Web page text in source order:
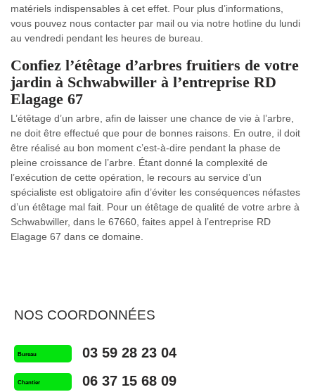
matériels indispensables à cet effet. Pour plus d’informations,
vous pouvez nous contacter par mail ou via notre hotline du lundi
au vendredi pendant les heures de bureau.
Confiez l’étêtage d’arbres fruitiers de votre
jardin à Schwabwiller à l’entreprise RD
Elagage 67
L’étêtage d’un arbre, afin de laisser une chance de vie à l’arbre,
ne doit être effectué que pour de bonnes raisons. En outre, il doit
être réalisé au bon moment c’est-à-dire pendant la phase de
pleine croissance de l’arbre. Étant donné la complexité de
l’exécution de cette opération, le recours au service d’un
spécialiste est obligatoire afin d’éviter les conséquences néfastes
d’un étêtage mal fait. Pour un étêtage de qualité de votre arbre à
Schwabwiller, dans le 67660, faites appel à l’entreprise RD
Elagage 67 dans ce domaine.
NOS COORDONNÉES
Bureau 03 59 28 23 04
Chantier 06 37 15 68 09